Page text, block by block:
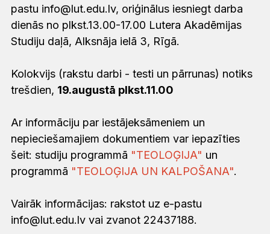
pastu info@lut.edu.lv, oriģinālus iesniegt darba
dienās no plkst.13.00-17.00 Lutera Akadēmijas
Studiju daļā, Alksnāja ielā 3, Rīgā.
Kolokvijs (rakstu darbi - testi un pārrunas) notiks
trešdien, 19.augustā plkst.11.00
‌Ar informāciju par iestājeksāmeniem un
nepieciešamajiem dokumentiem var iepazīties
šeit: studiju programmā "TEOLOĢIJA" un
programmā "TEOLOĢIJA UN KALPOŠANA".
Vairāk informācijas: rakstot uz e-pastu
info@lut.edu.lv vai zvanot 22437188.